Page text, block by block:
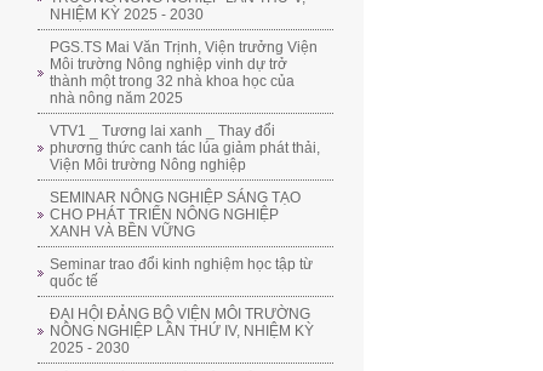
NHIỆM KỲ 2025 - 2030
PGS.TS Mai Văn Trịnh, Viện trưởng Viện
Môi trường Nông nghiệp vinh dự trở
thành một trong 32 nhà khoa học của
nhà nông năm 2025
VTV1 _ Tương lai xanh _ Thay đổi
phương thức canh tác lúa giảm phát thải,
Viện Môi trường Nông nghiệp
SEMINAR NÔNG NGHIỆP SÁNG TẠO
CHO PHÁT TRIỂN NÔNG NGHIỆP
XANH VÀ BỀN VỮNG
Seminar trao đổi kinh nghiệm học tập từ
quốc tế
ĐẠI HỘI ĐẢNG BỘ VIỆN MÔI TRƯỜNG
NÔNG NGHIỆP LẦN THỨ IV, NHIỆM KỲ
2025 - 2030